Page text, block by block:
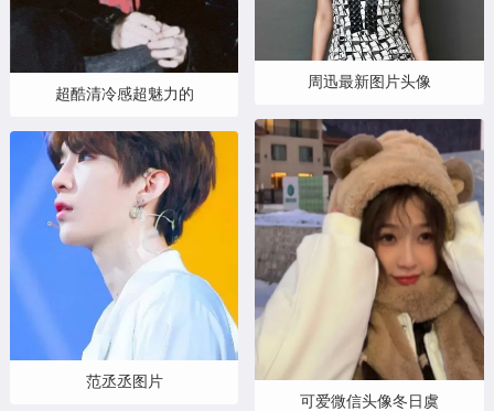
超酷清冷感超魅力的
范丞丞图片
周迅最新图片头像
可爱微信头像冬日虞